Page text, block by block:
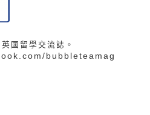
英國留學 交流誌。
bubbleteamag